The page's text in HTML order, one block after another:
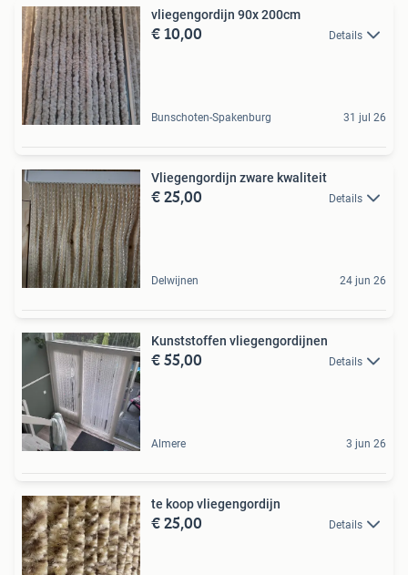
vliegengordijn 90x 200cm
€ 10,00 Details
Bunschoten-Spakenburg 31 jul 26
Vliegengordijn zware kwaliteit
€ 25,00 Details
Delwijnen 24 jun 26
Kunststoffen vliegengordijnen
€ 55,00 Details
Almere 3 jun 26
te koop vliegengordijn
€ 25,00 Details